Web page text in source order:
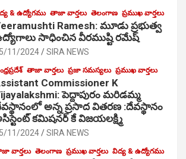
& ఉద్యోగము తాజా వార్తలు తెలంగాణ ప్రముఖ వార్తలు
Ramesh: మూడు ప్రభుత్వ
సాధించిన వీరముష్టి రమేష్
11/2024 SIRA NEWS
తాజా వార్తలు ప్రజా సమస్యలు ప్రముఖ వార్తలు
Commissioner K
పెద్దాపురం మరిడమ్మ
అన్న ప్రసాద వితరణ :దేవస్థానం
కమిషనర్ కే విజయలక్ష్మి
11/2024 SIRA NEWS
వార్తలు తెలంగాణ ప్రముఖ వార్తలు విద్య & ఉద్యోగము